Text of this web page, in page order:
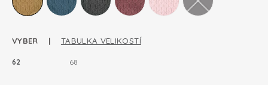
VYBER | TABULKA VELIKOSTÍ
62 68